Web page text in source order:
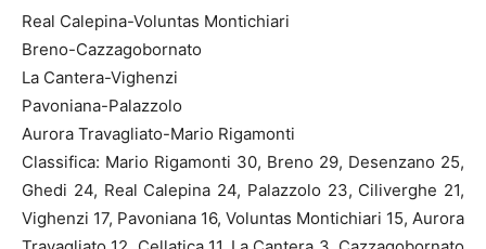
Real Calepina-Voluntas Montichiari
Breno-Cazzagobornato
La Cantera-Vighenzi
Pavoniana-Palazzolo
Aurora Travagliato-Mario Rigamonti
Classifica: Mario Rigamonti 30, Breno 29, Desenzano 25,
Ghedi 24, Real Calepina 24, Palazzolo 23, Ciliverghe 21,
Vighenzi 17, Pavoniana 16, Voluntas Montichiari 15, Aurora